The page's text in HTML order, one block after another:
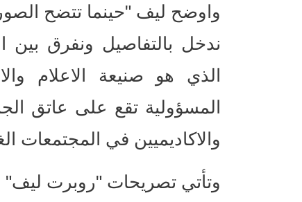
واوضح ليف "حينما تتضح
ندخل بالتفاصيل ونفرق بين
الذي هو صنيعة الاعلام
المسؤولية تقع على عاتق
والاكاديميين في المجتمعات
وتأتي تصريحات "روبرت ليف"